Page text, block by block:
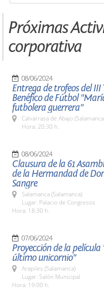
Próximas
corporativa
08/06/2024
Entrega de trofeos del III
Benéfico de Fútbol
futbolera guerrera"
Calvarrasa de Abajo
Hora: 20:30 h.
08/06/2024
Clausura de la 61
de la Hermandad de
Sangre
Salamanca (Salamanca)
Lugar: Palacio de Congresos
Hora: 18:30 h.
07/06/2024
Proyección de la
último unicornio"
Arapiles (Salamanca)
Lugar: Salón Municipal
Hora: 19:00 h.